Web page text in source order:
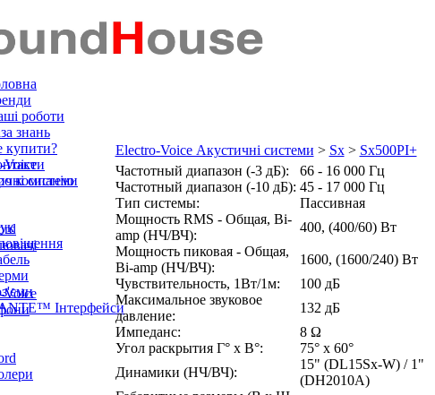
роботи
знань
купити?
компанію
Інтерфейси
Voice
системи
Voice
Electro-Voice Акустичні системи > Sx > Sx500PI+
Частотный диапазон (-3 дБ):
66 - 16 000 Гц
Частотный диапазон (-10 дБ): 45 - 17 000 Гц
Тип системы:
Пассивная
Мощность RMS - Общая, Bi-
amp (НЧ/ВЧ):
400, (400/60) Вт
Мощность пиковая - Общая,
Bi-amp (НЧ/ВЧ):
1600, (1600/240) Вт
Чувствительность, 1Вт/1м:
100 дБ
Максимальное звуковое
давление:
132 дБ
Импеданс:
8 Ω
Угол раскрытия Г° x В°:
75° x 60°
Динамики (НЧ/ВЧ):
15" (DL15Sx-W) / 1"
(DH2010A)